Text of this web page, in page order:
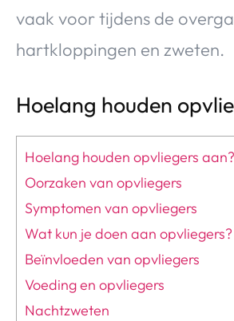
vaak voor tijdens de
hartkloppingen en zweten.
Hoelang houden
Hoelang houden opvliegers aan?
Oorzaken van opvliegers
Symptomen van opvliegers
Wat kun je doen aan opvliegers?
Beïnvloeden van opvliegers
Voeding en opvliegers
Nachtzweten